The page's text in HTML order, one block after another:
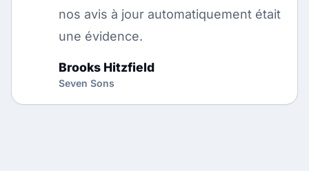
nos avis à jour automatiquement était
une évidence.
Brooks Hitzfield
Seven Sons